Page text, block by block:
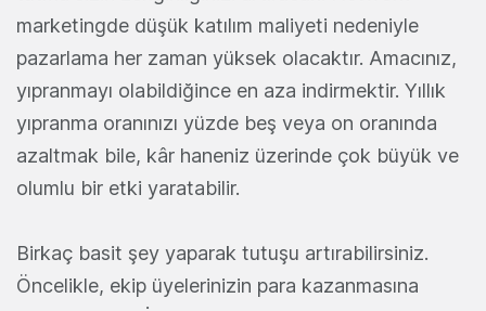
marketingde düşük katılım maliyeti nedeniyle
pazarlama her zaman yüksek olacaktır. Amacınız,
yıpranmayı olabildiğince en aza indirmektir. Yıllık
yıpranma oranınızı yüzde beş veya on oranında
azaltmak bile, kâr haneniz üzerinde çok büyük ve
olumlu bir etki yaratabilir.
Birkaç basit şey yaparak tutuşu artırabilirsiniz.
Öncelikle, ekip üyelerinizin para kazanmasına